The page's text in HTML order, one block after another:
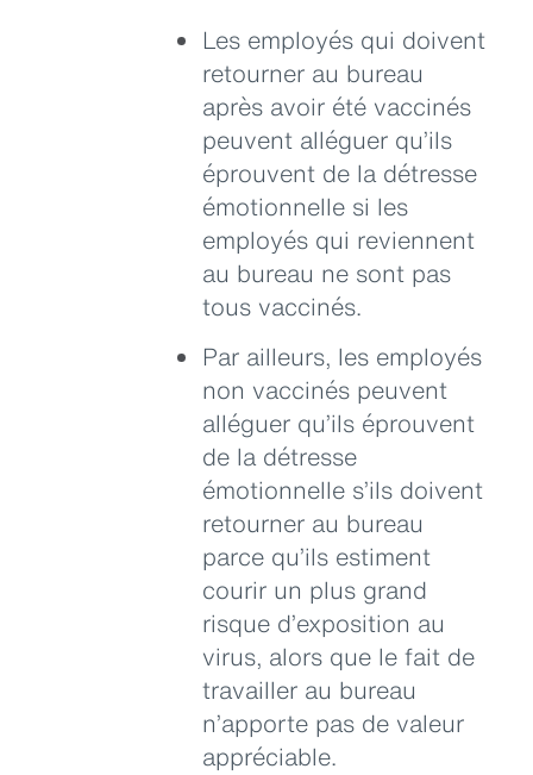
Les employés qui doivent
retourner au bureau
après avoir été vaccinés
peuvent alléguer qu’ils
éprouvent de la détresse
émotionnelle si les
employés qui reviennent
au bureau ne sont pas
tous vaccinés.
Par ailleurs, les employés
non vaccinés peuvent
alléguer qu’ils éprouvent
de la détresse
émotionnelle s’ils doivent
retourner au bureau
parce qu’ils estiment
courir un plus grand
risque d’exposition au
virus, alors que le fait de
travailler au bureau
n’apporte pas de valeur
appréciable.